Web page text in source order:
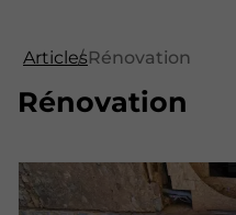
ArticlesRénovation
Rénovation